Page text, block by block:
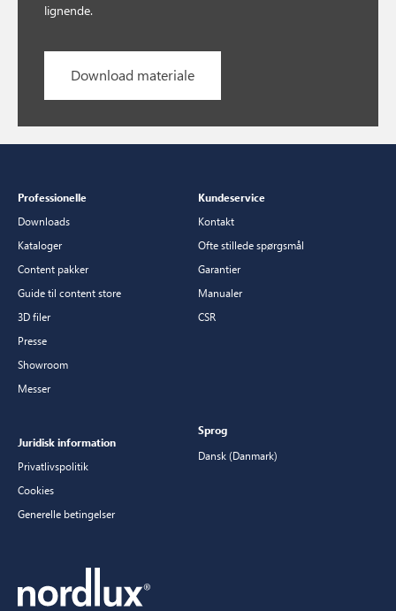
lignende.
Download materiale
Professionelle
Downloads
Kataloger
Content pakker
Guide til content store
3D filer
Presse
Showroom
Messer
Kundeservice
Kontakt
Ofte stillede spørgsmål
Garantier
Manualer
CSR
Juridisk information
Privatlivspolitik
Cookies
Generelle betingelser
Sprog
Dansk (Danmark)